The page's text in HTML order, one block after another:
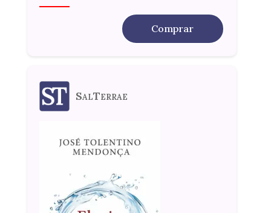
Comprar
SalTerrae